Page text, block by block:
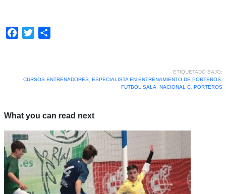
Facebook
Twitter
ETIQUETADO BAJO:
CURSOS ENTRENADORES, ESPECIALISTA EN ENTRENAMIENTO DE PORTEROS,
FÚTBOL SALA, NACIONAL C, PORTEROS
What you can read next